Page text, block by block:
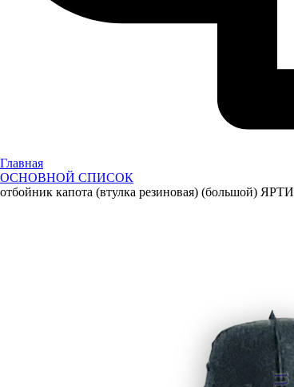
Главная
ОСНОВНОЙ СПИСОК
отбойник капота (втулка резиновая) (большой) ЯРТИ